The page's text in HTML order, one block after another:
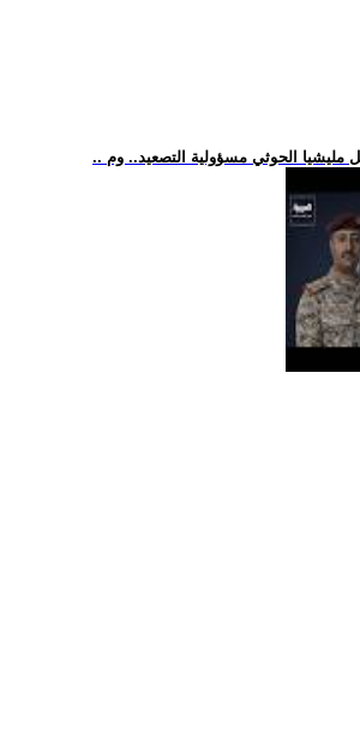
مليشيا الحوثي مسؤولية التصعيد.. وم